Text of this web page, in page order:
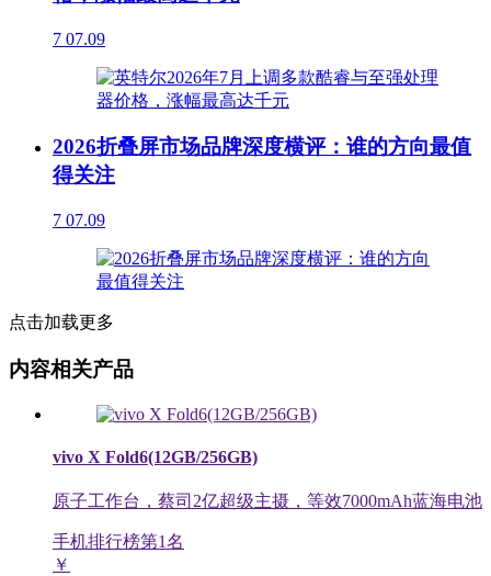
7 07.09
2026折叠屏市场品牌深度横评：谁的方向最值
得关注
7 07.09
点击加载更多
内容相关产品
vivo X Fold6(12GB/256GB)
原子工作台，蔡司2亿超级主摄，等效7000mAh蓝海电池
手机排行榜第1名
￥